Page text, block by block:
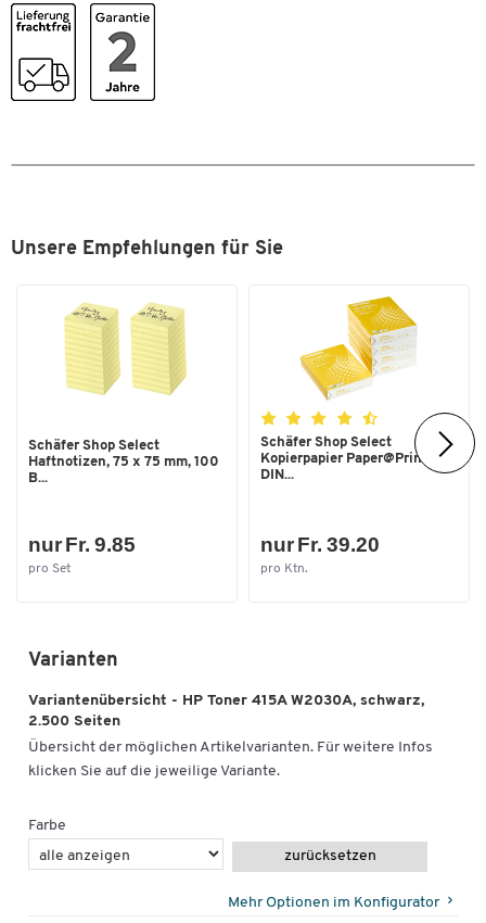
Seitenleistung
Stück pro Paket
Farben
Unsere Empfehlungen für Sie
Schäfer Shop Select
Haftnotizen, 75 x 75 mm, 100
B...
nur Fr. 9.85
pro Set
Schäfer Shop Select
Kopierpapier Paper@Print,
DIN...
nur Fr. 39.20
pro Ktn.
Varianten
Variantenübersicht - HP Toner 415A W2030A, schwarz,
2.500 Seiten
Übersicht der möglichen Artikelvarianten. Für weitere Infos
klicken Sie auf die jeweilige Variante.
Farbe
zurücksetzen
Mehr Optionen im Konfigurator